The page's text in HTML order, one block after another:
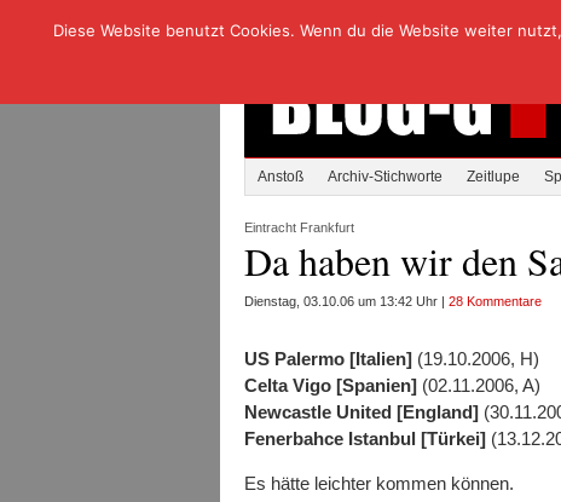
Anstoß Archiv-Stichworte Zeitlupe
Eintracht Frankfurt
Da haben wir den
Dienstag, 03.10.06 um 13:42 Uhr | 28 Kommentare
US Palermo [Italien] (19.10.2006, H)
Celta Vigo [Spanien] (02.11.2006, A)
Newcastle United [England]
Fenerbahce Istanbul [Türkei]
Es hätte leichter kommen können.
Diese Website benutzt Cookies. Wenn du die Website weiter